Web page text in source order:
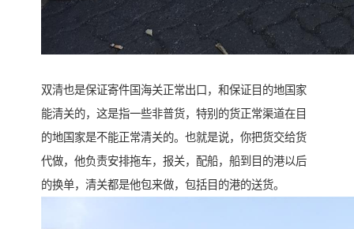
双清也是保证寄件国海关正常出口，和保证目的地国家
能清关的，这是指一些非普货，特别的货正常渠道在目
的地国家是不能正常清关的。也就是说，你把货交给货
代做，他负责安排拖车，报关，配船，船到目的港以后
的换单，清关都是他包来做，包括目的港的送货。